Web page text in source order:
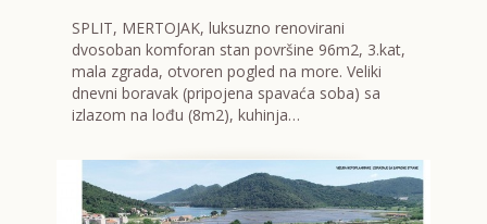
SPLIT, MERTOJAK, luksuzno renovirani
dvosoban komforan stan površine 96m2, 3.kat,
mala zgrada, otvoren pogled na more. Veliki
dnevni boravak (pripojena spavaća soba) sa
izlazom na lođu (8m2), kuhinja…